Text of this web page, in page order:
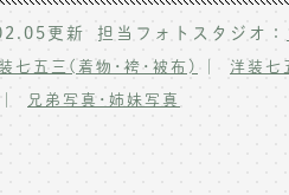
更新 担当フォトスタジオ：
七五三(着物･袴･被布) 洋装
兄弟写真･姉妹写真